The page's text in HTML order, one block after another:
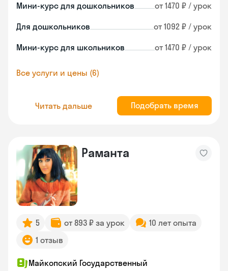
Мини-курс для дошкольников от 1470 ₽ / урок
Для дошкольников от 1092 ₽ / урок
Мини-курс для школьников от 1470 ₽ / урок
Все услуги и цены (6)
Читать дальше Подобрать время
Раманта
5 от 893 ₽ за урок
10 лет опыта
1 отзыв
Майкопский Государственный